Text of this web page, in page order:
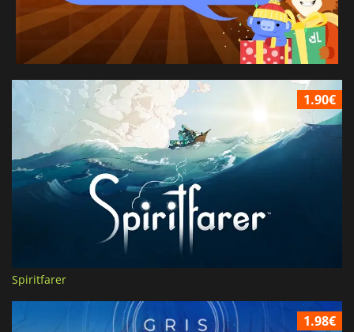
1.90€
Spiritfarer
1.98€